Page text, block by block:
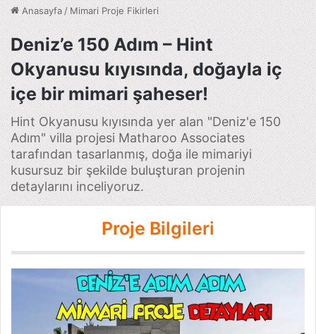
Anasayfa / Mimari Proje Fikirleri
Deniz’e 150 Adım – Hint
Okyanusu kıyısında, doğayla iç
içe bir mimari şaheser!
Hint Okyanusu kıyısında yer alan "Deniz'e 150
Adım" villa projesi Matharoo Associates
tarafından tasarlanmış, doğa ile mimariyi
kusursuz bir şekilde buluşturan projenin
detaylarını inceliyoruz.
Proje Bilgileri